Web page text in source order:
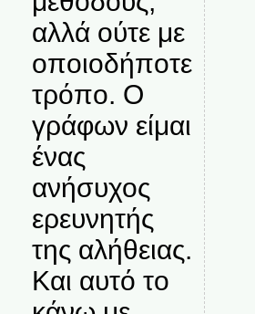
αλλά ούτε με
οποιοδήποτε
τρόπο. Ο
γράφων είμαι
ένας
ανήσυχος
ερευνητής
της αλήθειας.
Και αυτό το